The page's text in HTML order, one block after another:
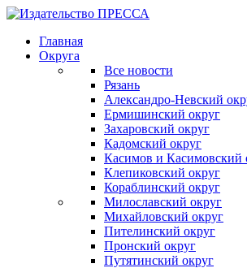
Главная
Округа
Все новости
Рязань
Александро-Невский
Ермишинский округ
Захаровский округ
Кадомский округ
Касимов и Касимовский
Клепиковский округ
Кораблинский округ
Милославский округ
Михайловский округ
Пителинский округ
Пронский округ
Путятинский округ